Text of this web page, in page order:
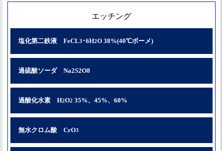
エッチング
塩化第二鉄液 FeCL3 ･6H2O 38%(40℃ボーメ)
過硫酸ソーダ Na2S2O8
過酸化水素 H2O2 35%、45%、60%
無水クロム酸 CrO3